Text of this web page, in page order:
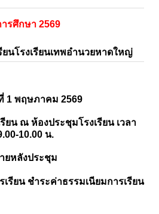
รศึกษา 2569
นโรงเรียนเทพอำนวยหาดใหญ่
1 พฤษภาคม 2569
ยน ณ ห้องประชุมโรงเรียน เวลา
10.00 น.
ยหลังประชุม
รียน ชำระค่าธรรมเนียมการเรียน